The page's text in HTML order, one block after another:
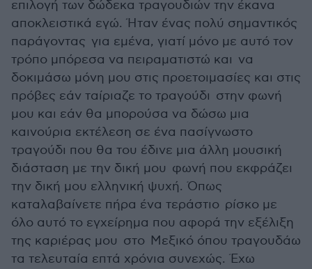
επιλογή των δώδεκα τραγουδιών την έκανα
αποκλειστικά εγώ. Ήταν ένας πολύ σημαντικός
παράγοντας για εμένα, γιατί μόνο με αυτό τον
τρόπο μπόρεσα να πειραματιστώ και να
δοκιμάσω μόνη μου στις προετοιμασίες και στις
πρόβες εάν ταίριαζε το τραγούδι στην φωνή
μου και εάν θα μπορούσα να δώσω μια
καινούρια εκτέλεση σε ένα πασίγνωστο
τραγούδι που θα του έδινε μια άλλη μουσική
διάσταση με την δική μου φωνή που εκφράζει
την δική μου ελληνική ψυχή. Όπως
καταλαβαίνετε πήρα ένα τεράστιο ρίσκο με
όλο αυτό το εγχείρημα που αφορά την εξέλιξη
της καριέρας μου στο Μεξικό όπου τραγουδάω
τα τελευταία επτά χρόνια συνεχώς. Έχω